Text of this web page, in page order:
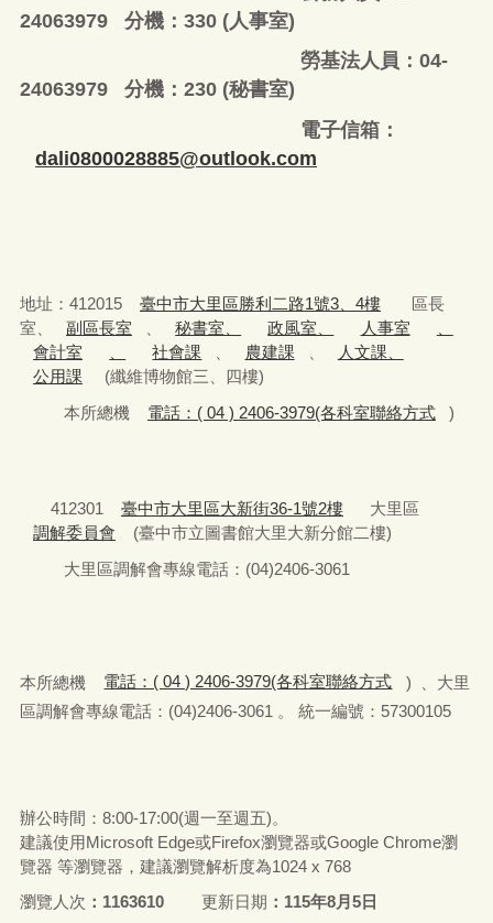
24063979 分機：330 (人事室)
勞基法人員：04-
24063979 分機：230 (秘書室)
電子信箱：
dali0800028885@outlook.com
地址：412015 臺中市大里區勝利二路1號3、4樓
區長
室、
副區長室 秘書室、 政風室、 人事室
會計室
社會課 農建課
人文課、
公用課
(纖維博物館三、四樓)
本所總機
電話：( 04 ) 2406-3979(各科室聯絡方式 )
412301 臺中市大里區大新街36-1號2樓
大里區
調解委員會
(臺中市立圖書館大里大新分館二樓)
大里區調解會專線電話：(04)2406-3061
本所總機 電話：( 04 ) 2406-3979(各科室聯絡方式
) 、大里
區調解會專線電話：(04)2406-3061 。 統一編號：57300105
辦公時間：8:00-17:00(週一至週五)。
建議使用Microsoft Edge或Firefox瀏覽器或Google Chrome瀏
覽器 等瀏覽器，建議瀏覽解析度為1024 x 768
瀏覽人次
1163610 更新日期 115年8月5日